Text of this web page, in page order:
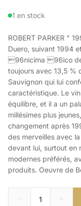
1 en stock
ROBERT PARKER "
Duero, suivant 1994
96nicima 96ico de
toujours avec 13,5 %
Sauvignon qui lui
caractéristique. Le
équilibre, et il a un
millésimes plus
changement après
des merveilles avec
devant lui, surtout en
modernes préférés,
produits. Oeuvre de